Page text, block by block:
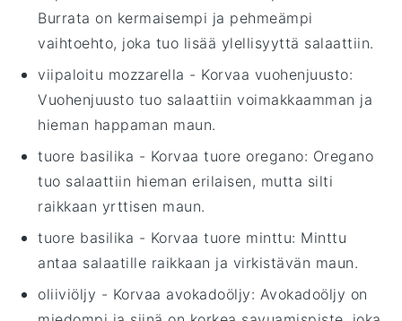
Burrata on kermaisempi ja pehmeämpi
vaihtoehto, joka tuo lisää ylellisyyttä salaattiin.
viipaloitu mozzarella - Korvaa vuohenjuusto:
Vuohenjuusto tuo salaattiin voimakkaamman ja
hieman happaman maun.
tuore basilika - Korvaatuore oregano: Oregano
tuo salaattiin hieman erilaisen, mutta silti
raikkaan yrttisen maun.
tuore basilika - Korvaatuore minttu: Minttu
antaa salaatille raikkaan ja virkistävän maun.
oliiviöljy - Korvaa avokadoöljy: Avokadoöljy on